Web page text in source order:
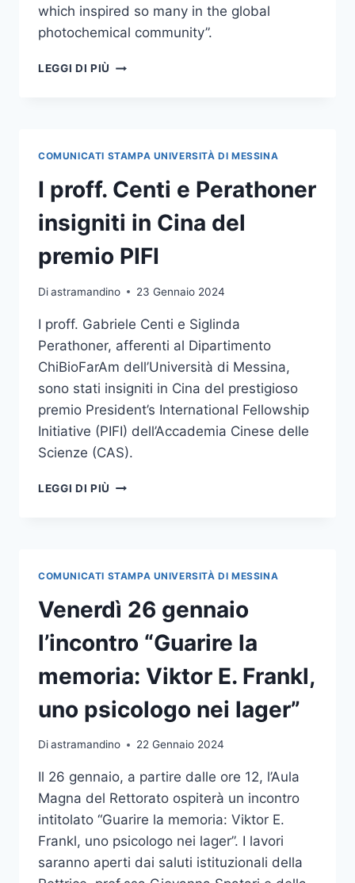
which inspired so many in the global
photochemical community”.
LEGGI DI PIÙ PRESIDENTIAL
SOCIETY
ASSEGNATO
AL
PROF.
SEBASTIANO
CAMPAGNA
COMUNICATI STAMPA UNIVERSITÀ DI MESSINA
I proff. Centi e Perathoner
insigniti in Cina del
premio PIFI
Diastramandino 23 Gennaio 2024
I proff. Gabriele Centi e Siglinda
Perathoner, afferenti al Dipartimento
ChiBioFarAm dell’Università di Messina,
sono stati insigniti in Cina del prestigioso
premio President’s International Fellowship
Initiative (PIFI) dell’Accademia Cinese delle
Scienze (CAS).
LEGGI DI PIÙ
CINA
DEL
PREMIO
PIFI
COMUNICATI STAMPA UNIVERSITÀ DI MESSINA
Venerdì 26 gennaio
l’incontro “Guarire la
memoria: Viktor E. Frankl,
uno psicologo nei lager”
Diastramandino 22 Gennaio 2024
Il 26 gennaio, a partire dalle ore 12, l’Aula
Magna del Rettorato ospiterà un incontro
intitolato “Guarire la memoria: Viktor E.
Frankl, uno psicologo nei lager”. I lavori
saranno aperti dai saluti istituzionali della